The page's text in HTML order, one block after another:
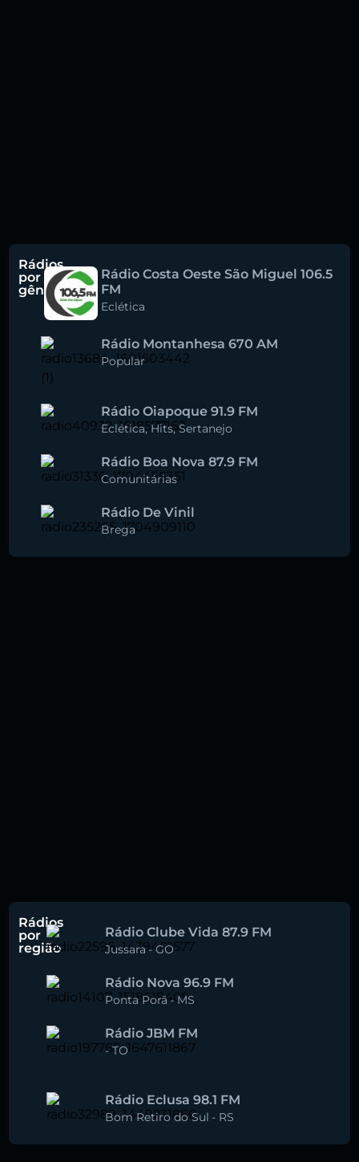
Rádios
por
gênero
Rádio Costa Oeste São Miguel 106.5
FM
Eclética
Rádio Montanhesa 670 AM
Popular
Rádio Oiapoque 91.9 FM
Eclética,Hits,Sertanejo
Rádio Boa Nova 87.9 FM
Comunitárias
Rádio De Vinil
Brega
Rádios
por
região
Rádio Clube Vida 87.9 FM
Jussara-GO
Rádio Nova 96.9 FM
Ponta Porã-MS
Rádio JBM FM
-TO
Rádio Eclusa 98.1 FM
Bom Retiro do Sul - RS